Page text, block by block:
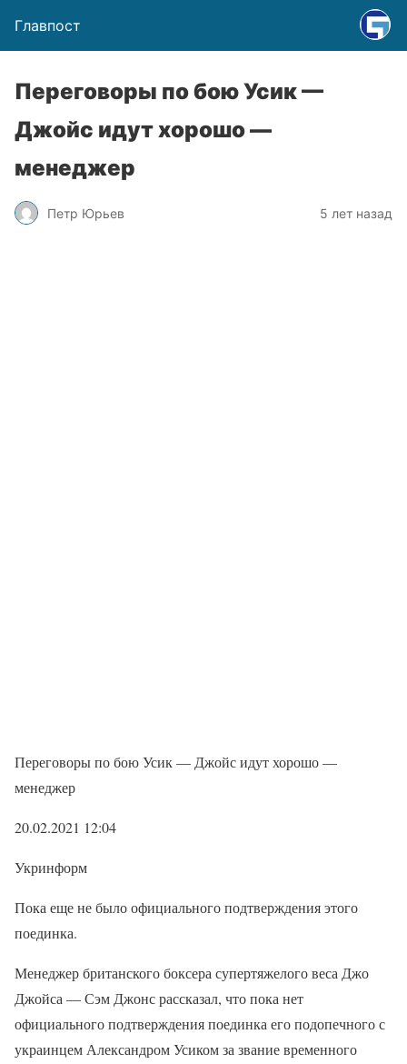
Главпост
Переговоры по бою Усик —
Джойс идут хорошо —
менеджер
Петр Юрьев 5 лет назад
Переговоры по бою Усик — Джойс идут хорошо —
менеджер
20.02.2021 12:04
Укринформ
Пока еще не было официального подтверждения этого
поединка.
Менеджер британского боксера супертяжелого веса Джо
Джойса — Сэм Джонс рассказал, что пока нет
официального подтверждения поединка его подопечного с
украинцем Александром Усиком за звание временного